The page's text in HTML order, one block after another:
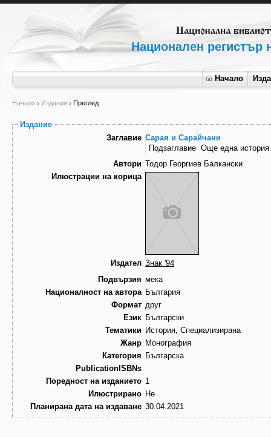
Национален регистър
Начало
Начало Издания Преглед
Издание
Заглавие
Сарая и Сарайчани
Подзаглавие Още една история
Автори Тодор Георгиев Балкански
Илюстрации на корица
Издател Знак '94
Подвързия мека
Националност на автора България
Формат друг
Език Български
Тематики История, Специализирана
Жанр Монография
Категория Българска
PublicationISBNs
Поредност на изданието 1
Илюстрирано Не
Планирана дата на издаване 30.04.2021